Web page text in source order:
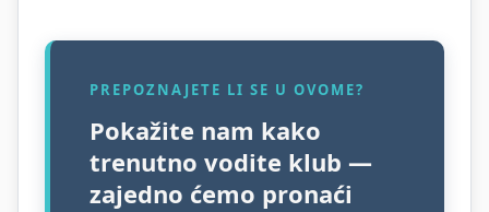
PREPOZNAJETE LI SE U OVOME?
Pokažite nam kako
trenutno vodite klub —
zajedno ćemo pronaći